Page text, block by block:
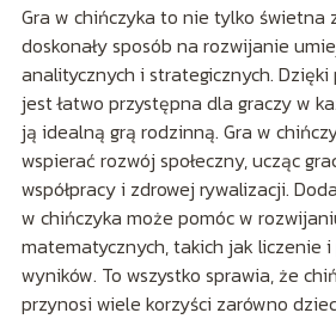
Gra w chińczyka to nie tylko świetna
doskonały sposób na rozwijanie
analitycznych i strategicznych.
jest łatwo przystępna dla graczy w
ją idealną grą rodzinną. Gra w
wspierać rozwój społeczny, ucząc
współpracy i zdrowej rywalizacji.
w chińczyka może pomóc w
matematycznych, takich jak liczenie
wyników. To wszystko sprawia, że
przynosi wiele korzyści zarówno